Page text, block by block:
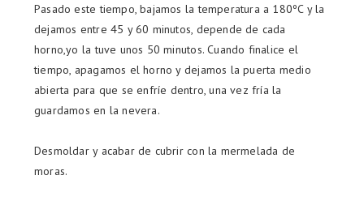
Pasado este tiempo, bajamos la temperatura a 180ºC y la
dejamos entre 45 y 60 minutos, depende de cada
horno,yo la tuve unos 50 minutos. Cuando finalice el
tiempo, apagamos el horno y dejamos la puerta medio
abierta para que se enfríe dentro, una vez fría la
guardamos en la nevera.
Desmoldar y acabar de cubrir con la mermelada de
moras.